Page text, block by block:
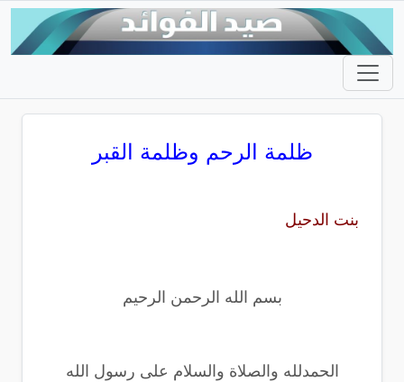
ظلمة الرحم وظلمة القبر
بنت الدحيل
بسم الله الرحمن الرحيم
الحمدلله والصلاة والسلام على رسول الله